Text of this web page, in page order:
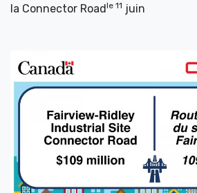
la Connector Road le 11 juin